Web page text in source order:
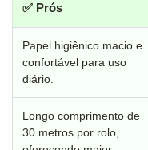
✅ Prós
Papel higiênico macio e
confortável para uso
diário.
Longo comprimento de
30 metros por rolo,